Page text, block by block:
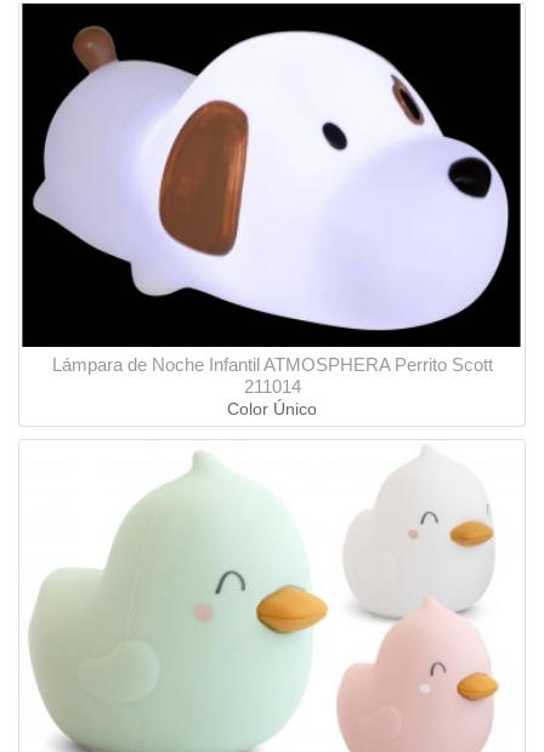
Lámpara de Noche Infantil ATMOSPHERA Perrito Scott
211014
Color Único